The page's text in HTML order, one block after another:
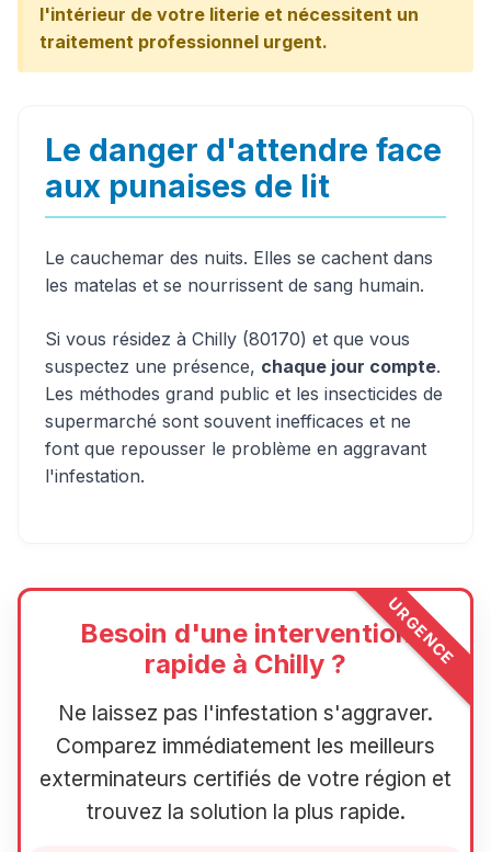
l'intérieur de votre literie et nécessitent un
traitement professionnel urgent.
Le danger d'attendre face
aux punaises de lit
Le cauchemar des nuits. Elles se cachent dans
les matelas et se nourrissent de sang humain.
Si vous résidez à Chilly (80170) et que vous
suspectez une présence, chaque jour compte.
Les méthodes grand public et les insecticides de
supermarché sont souvent inefficaces et ne
font que repousser le problème en aggravant
l'infestation.
URGENCE
Besoin d'une intervention
rapide à Chilly ?
Ne laissez pas l'infestation s'aggraver.
Comparez immédiatement les meilleurs
exterminateurs certifiés de votre région et
trouvez la solution la plus rapide.